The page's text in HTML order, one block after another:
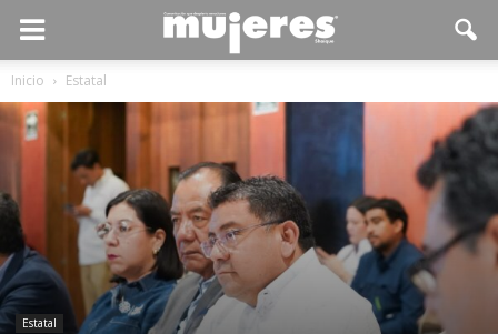
Inicio Estatal
Estatal